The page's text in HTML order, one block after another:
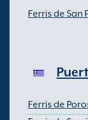
Ferris de San
Ferris de